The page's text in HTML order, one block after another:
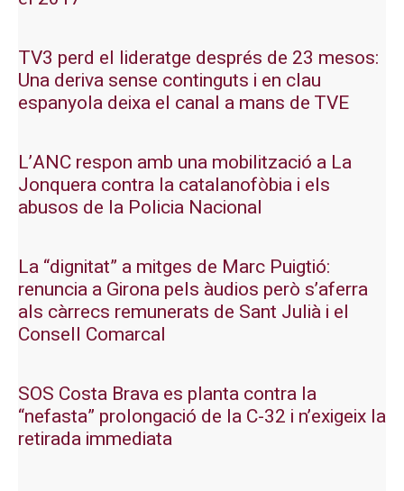
TV3 perd el lideratge després de 23 mesos:
Una deriva sense continguts i en clau
espanyola deixa el canal a mans de TVE
L’ANC respon amb una mobilització a La
Jonquera contra la catalanofòbia i els
abusos de la Policia Nacional
La “dignitat” a mitges de Marc Puigtió:
renuncia a Girona pels àudios però s’aferra
als càrrecs remunerats de Sant Julià i el
Consell Comarcal
SOS Costa Brava es planta contra la
“nefasta” prolongació de la C-32 i n’exigeix la
retirada immediata